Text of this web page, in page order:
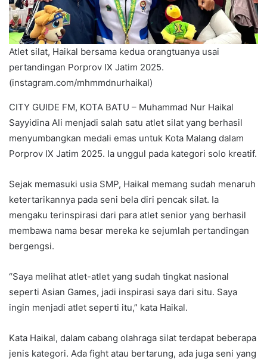
Atlet silat, Haikal bersama kedua orangtuanya usai
pertandingan Porprov IX Jatim 2025.
(instagram.com/mhmmdnurhaikal)
CITY GUIDE FM, KOTA BATU – Muhammad Nur Haikal
Sayyidina Ali menjadi salah satu atlet silat yang berhasil
menyumbangkan medali emas untuk Kota Malang dalam
Porprov IX Jatim 2025. Ia unggul pada kategori solo kreatif.
Sejak memasuki usia SMP, Haikal memang sudah menaruh
ketertarikannya pada seni bela diri pencak silat. Ia
mengaku terinspirasi dari para atlet senior yang berhasil
membawa nama besar mereka ke sejumlah pertandingan
bergengsi.
“Saya melihat atlet-atlet yang sudah tingkat nasional
seperti Asian Games, jadi inspirasi saya dari situ. Saya
ingin menjadi atlet seperti itu,” kata Haikal.
Kata Haikal, dalam cabang olahraga silat terdapat beberapa
jenis kategori. Ada fight atau bertarung, ada juga seni yang